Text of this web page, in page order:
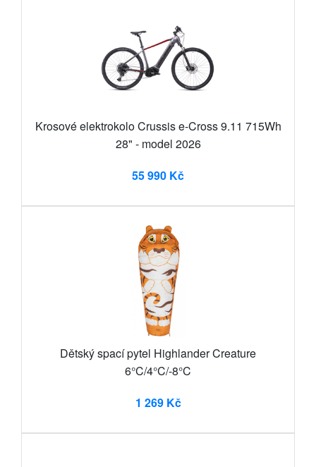
Krosové elektrokolo Crussis e-Cross 9.11 715Wh
28" - model 2026
55 990 Kč
Dětský spací pytel Highlander Creature
6°C/4°C/-8°C
1 269 Kč